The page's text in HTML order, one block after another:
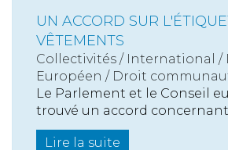
UN ACCORD SUR
VÊTEMENTS
Collectivités / International /
Européen / Droit
Le Parlement et le Conseil
trouvé un accord concernant
Lire la suite